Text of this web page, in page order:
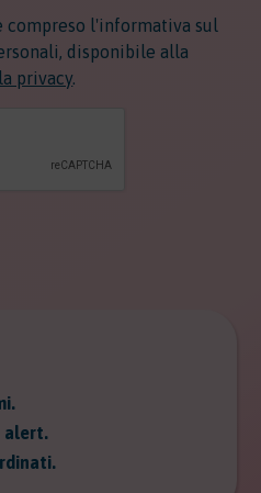
compreso l'informativa sul
disponibile alla
privacy.
alert.